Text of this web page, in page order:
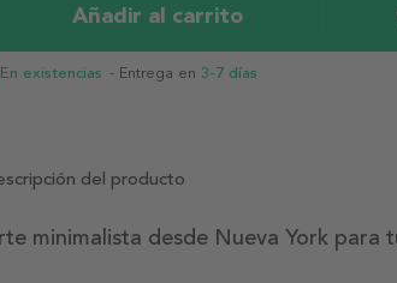
Añadir al carrito
En existencias - Entrega en 3-7 días
del producto
minimalista desde Nueva York para